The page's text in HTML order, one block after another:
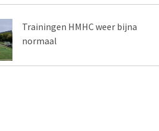
Trainingen HMHC weer bijna
normaal